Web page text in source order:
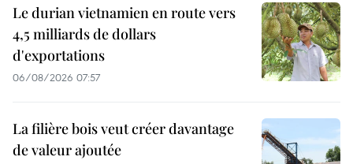
Le durian vietnamien en route vers
4,5 milliards de dollars
d'exportations
06/08/2026 07:57
La filière bois veut créer davantage
de valeur ajoutée